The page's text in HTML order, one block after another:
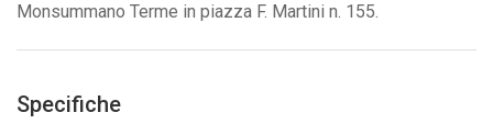
Monsummano Terme in piazza F. Martini n. 155.
Specifiche